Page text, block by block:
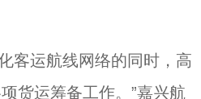
运航线网络的同时，高
货运筹备工作。”嘉兴航